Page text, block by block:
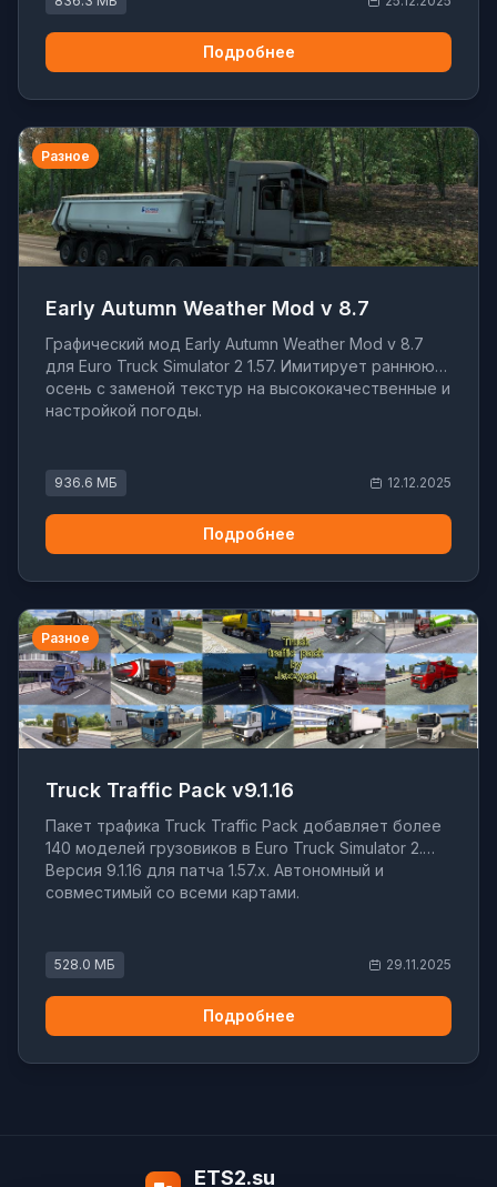
Подробнее
Разное
Early Autumn Weather Mod v 8.7
Графический мод Early Autumn Weather Mod v 8.7
для Euro Truck Simulator 2 1.57. Имитирует раннюю
осень с заменой текстур на высококачественные и
настройкой погоды.
936.6 МБ 12.12.2025
Подробнее
Разное
Truck Traffic Pack v9.1.16
Пакет трафика Truck Traffic Pack добавляет более
140 моделей грузовиков в Euro Truck Simulator 2.
Версия 9.1.16 для патча 1.57.x. Автономный и
совместимый со всеми картами.
528.0 МБ 29.11.2025
Подробнее
ETS2.su